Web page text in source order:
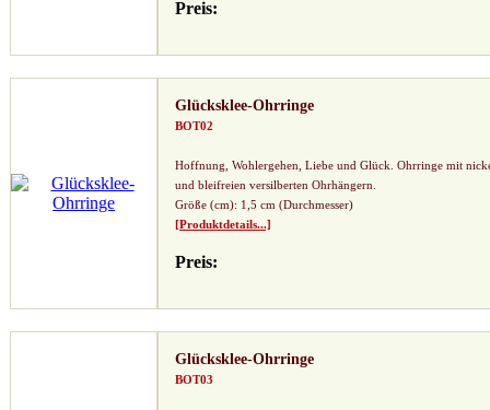
Preis:
Glücksklee-Ohrringe
BOT02
Hoffnung, Wohlergehen, Liebe und Glück. Ohrringe mit
und bleifreien versilberten Ohrhängern.
Größe (cm): 1,5 cm (Durchmesser)
[Produktdetails...]
Preis:
Glücksklee-Ohrringe
BOT03